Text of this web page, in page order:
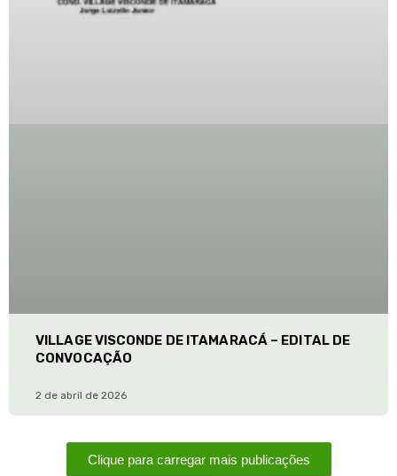
VILLAGE VISCONDE DE ITAMARACÁ – EDITAL DE
CONVOCAÇÃO
2 de abril de 2026
Clique para carregar mais publicações